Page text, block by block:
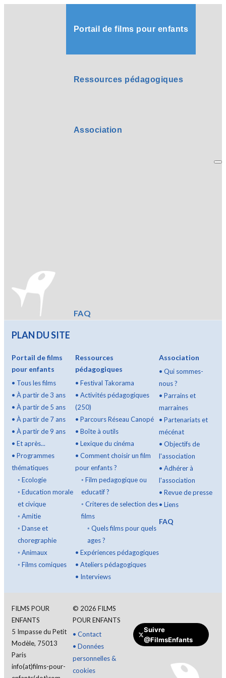
Portail de films pour enfants
Ressources pédagogiques
Association
FAQ
PLAN DU SITE
Portail de films
pour enfants
• Tous les films
• À partir de 3 ans
• À partir de 5 ans
• À partir de 7 ans
• À partir de 9 ans
• Et après...
• Programmes
thématiques
◦ Ecologie
◦ Education morale
et civique
◦ Amitie
◦ Danse et
choregraphie
◦ Animaux
◦ Films comiques
Ressources
pédagogiques
• Festival Takorama
• Activités pédagogiques
(250)
• Parcours Réseau Canopé
• Boîte à outils
• Lexique du cinéma
• Comment choisir un film
pour enfants ?
◦ Film pedagogique ou
educatif ?
◦ Criteres de selection des
films
◦ Quels films pour quels
ages ?
• Expériences pédagogiques
• Ateliers pédagogiques
• Interviews
Association
•Qui sommes-
nous ?
•Parrains et
marraines
•Partenariats et
mécénat
•Objectifs de
l'association
•Adhérer à
l'association
•Revue de presse
•Liens
FAQ
FILMS POUR
ENFANTS
5 Impasse du Petit
Modèle, 75013
Paris
info(at)films-pour-
© 2026 FILMS
POUR ENFANTS
• Contact
• Données
personnelles &
cookies
Suivre
@FilmsEnfants